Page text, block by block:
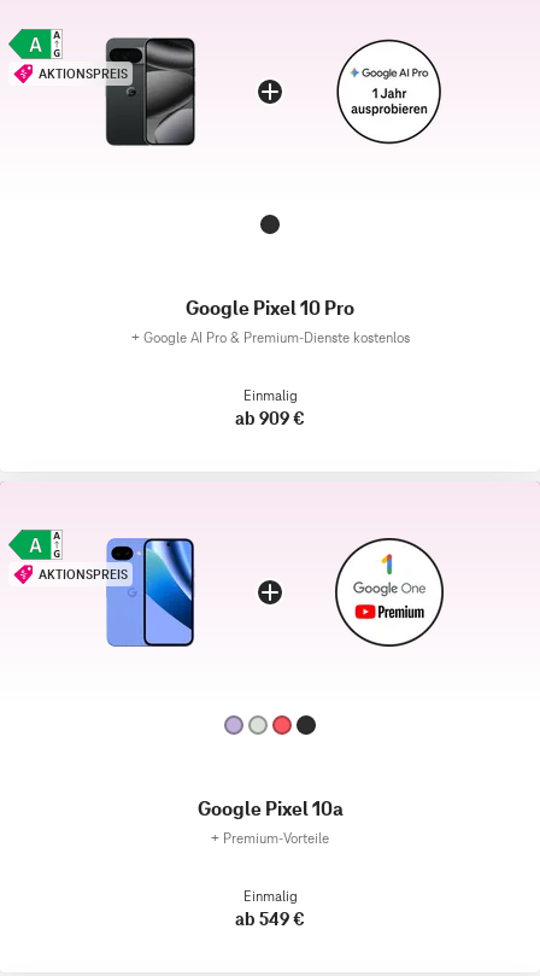
AKTIONSPREIS
Google Pixel 10 Pro
+ Google AI Pro & Premium-Dienste kostenlos
Einmalig
ab 909 €
AKTIONSPREIS
Google Pixel 10a
+ Premium‑Vorteile
Einmalig
ab 549 €